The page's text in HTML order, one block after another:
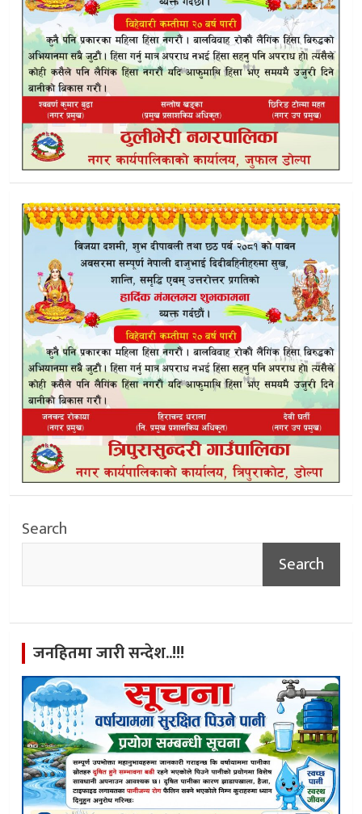
Search
Search
जनहितमा जारी सन्देश..!!!